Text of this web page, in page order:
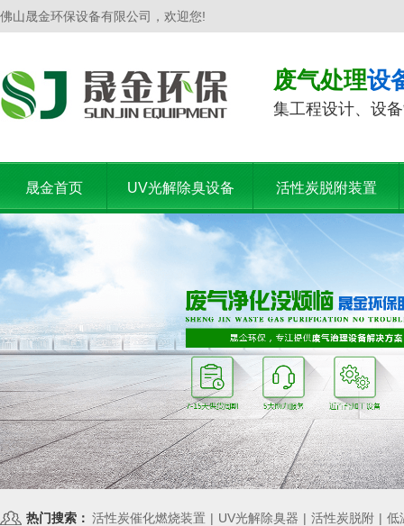
佛山晟金环保设备有限公司，欢迎您!
废气处理设
集工程设计、设
晟金首页 UV光解除臭设备 活性炭脱附装置
热门搜索： 活性炭催化燃烧装置 | UV光解除臭器 | 活性炭脱附 | 低